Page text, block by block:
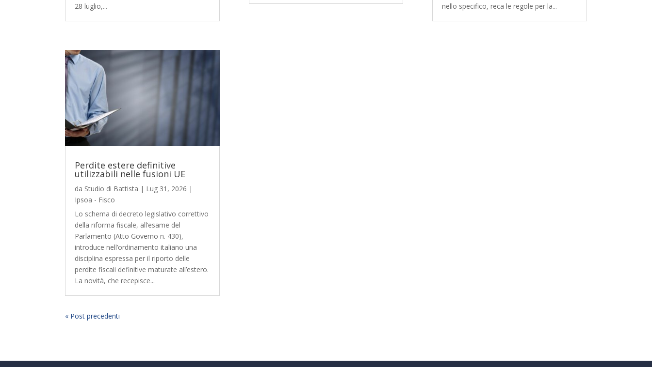
28 luglio,...
Perdite estere definitive
utilizzabili nelle fusioni UE
da Studio di Battista | Lug 31, 2026 |
Ipsoa - Fisco
Lo schema di decreto legislativo correttivo
della riforma fiscale, all’esame del
Parlamento (Atto Governo n. 430),
introduce nell’ordinamento italiano una
disciplina espressa per il riporto delle
perdite fiscali definitive maturate all’estero.
La novità, che recepisce...
nello specifico, reca le regole per la...
« Post precedenti